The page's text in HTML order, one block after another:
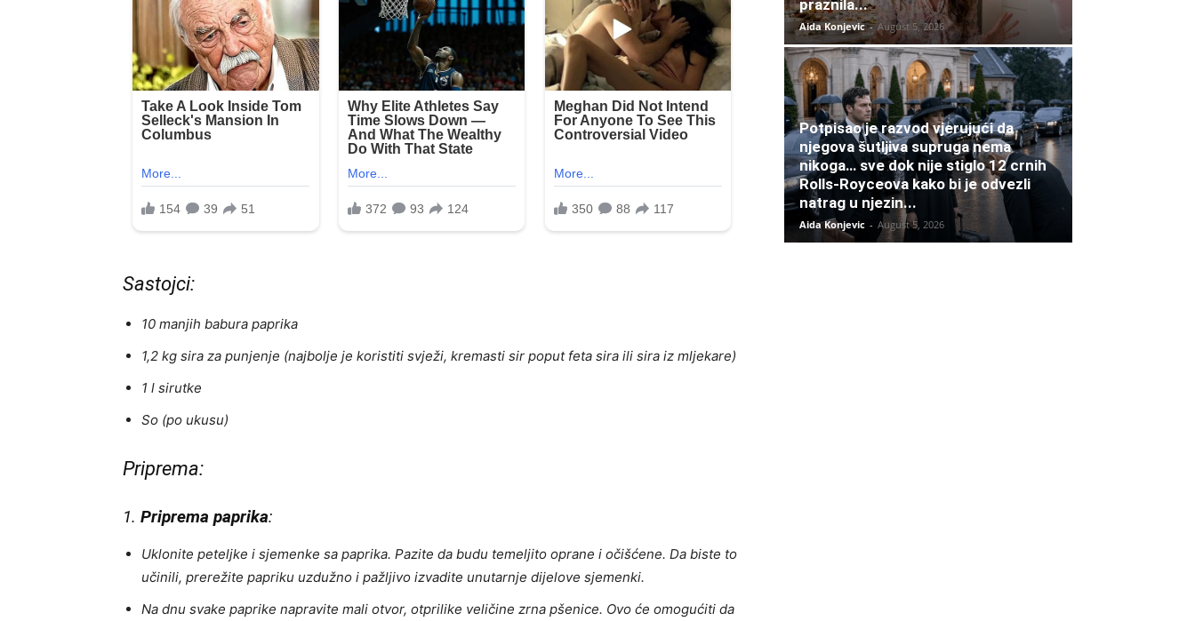
Sastojci:
10 manjih babura paprika
1,2 kg sira za punjenje (najbolje je koristiti svježi, kremasti sir poput feta sira ili sira iz mljekare)
1 l sirutke
So (po ukusu)
Priprema:
1. Priprema paprika:
Uklonite peteljke i sjemenke sa paprika. Pazite da budu temeljito oprane i očišćene. Da biste to
učinili, prerežite papriku uzdužno i pažljivo izvadite unutarnje dijelove sjemenki.
Na dnu svake paprike napravite mali otvor, otprilike veličine zrna pšenice. Ovo će omogućiti da
praznila...
Aida Konjevic - August 5, 2026
Potpisao je razvod vjerujući da
njegova šutljiva supruga nema
nikoga… sve dok nije stiglo 12 crnih
Rolls-Royceova kako bi je odvezli
natrag u njezin...
Aida Konjevic - August 5, 2026